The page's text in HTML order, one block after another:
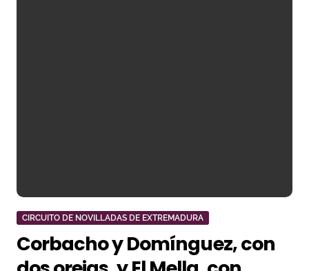
CIRCUITO DE NOVILLADAS DE EXTREMADURA
Corbacho y Domínguez, con